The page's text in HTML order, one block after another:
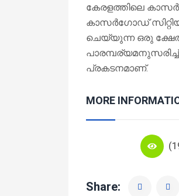
കേരളത്തിലെ
കാസർഗോഡ്
ചെയ്യുന്ന ഒരു
പ്രകടനമാണ്.
MORE
Share: